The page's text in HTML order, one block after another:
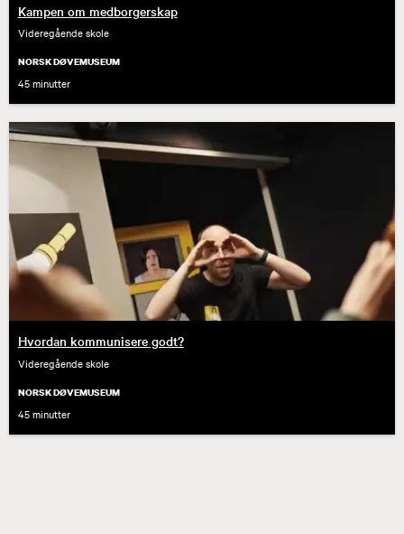
Kampen om medborgerskap
Videregående skole
NORSK DØVEMUSEUM
45 minutter
Hvordan kommunisere godt?
Videregående skole
NORSK DØVEMUSEUM
45 minutter